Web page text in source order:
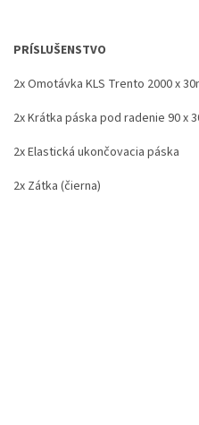
PRÍSLUŠENSTVO
2x Omotávka KLS Trento 2000 x
2x Krátka páska pod radenie 90 x
2x Elastická ukončovacia páska
2x Zátka (čierna)